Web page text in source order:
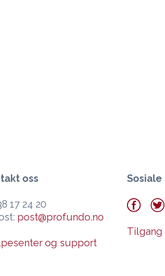
oss
17 24 20
post@profundo.no
og support
Tilgang